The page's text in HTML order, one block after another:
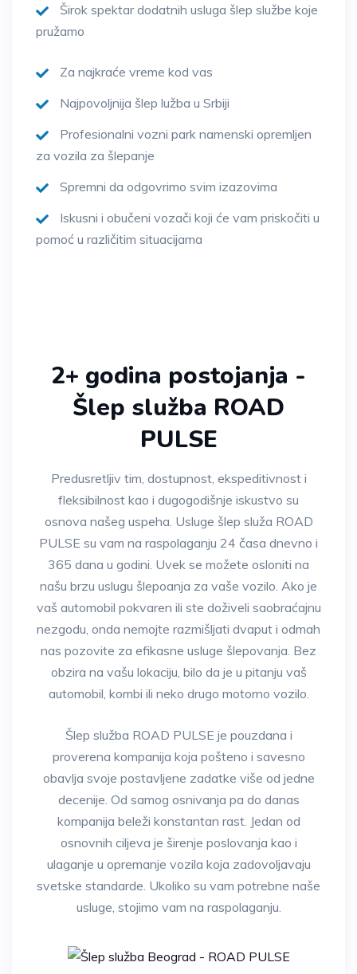
Širok spektar dodatnih usluga šlep službe koje
pružamo
Za najkraće vreme kod vas
Najpovoljnija šlep lužba u Srbiji
Profesionalni vozni park namenski opremljen
za vozila za šlepanje
Spremni da odgovrimo svim izazovima
Iskusni i obučeni vozači koji će vam priskočiti u
pomoć u različitim situacijama
2+ godina postojanja -
Šlep služba ROAD
PULSE
Predusretljiv tim, dostupnost, ekspeditivnost i
fleksibilnost kao i dugogodišnje iskustvo su
osnova našeg uspeha. Usluge šlep služa ROAD
PULSE su vam na raspolaganju 24 časa dnevno i
365 dana u godini. Uvek se možete osloniti na
našu brzu uslugu šlepoanja za vaše vozilo. Ako je
vaš automobil pokvaren ili ste doživeli saobraćajnu
nezgodu, onda nemojte razmišljati dvaput i odmah
nas pozovite za efikasne usluge šlepovanja. Bez
obzira na vašu lokaciju, bilo da je u pitanju vaš
automobil, kombi ili neko drugo motorno vozilo.
Šlep služba ROAD PULSE je pouzdana i
proverena kompanija koja pošteno i savesno
obavlja svoje postavljene zadatke više od jedne
decenije. Od samog osnivanja pa do danas
kompanija beleži konstantan rast. Jedan od
osnovnih ciljeva je širenje poslovanja kao i
ulaganje u opremanje vozila koja zadovoljavaju
svetske standarde. Ukoliko su vam potrebne naše
usluge, stojimo vam na raspolaganju.